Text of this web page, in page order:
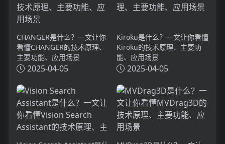
CHANGER是什么？一文让你
看懂CHANGER的技术原理、
主要功能、应用场景
2025-04-05
Kiroku是什么？一文让你看懂
Kiroku的技术原理、主要功
能、应用场景
2025-04-05